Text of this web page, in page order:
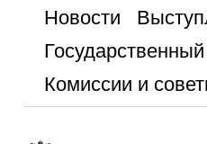
Новости
Комиссии и